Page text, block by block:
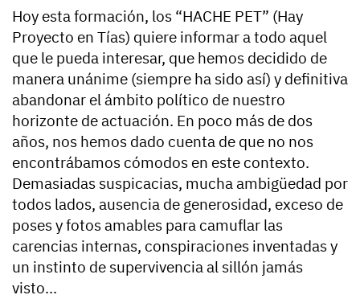
Hoy esta formación, los “HACHE PET” (Hay
Proyecto en Tías) quiere informar a todo aquel
que le pueda interesar, que hemos decidido de
manera unánime (siempre ha sido así) y definitiva
abandonar el ámbito político de nuestro
horizonte de actuación. En poco más de dos
años, nos hemos dado cuenta de que no nos
encontrábamos cómodos en este contexto.
Demasiadas suspicacias, mucha ambigüedad por
todos lados, ausencia de generosidad, exceso de
poses y fotos amables para camuflar las
carencias internas, conspiraciones inventadas y
un instinto de supervivencia al sillón jamás
visto...